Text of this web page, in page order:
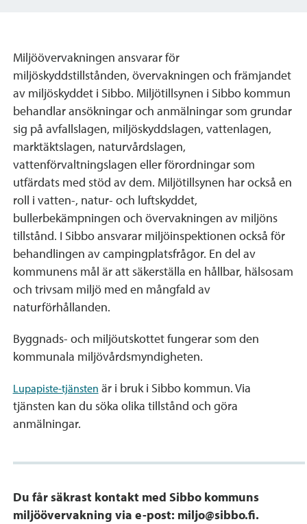
Miljöövervakningen ansvarar för
miljöskyddstillstånden, övervakningen och främjandet
av miljöskyddet i Sibbo. Miljötillsynen i Sibbo kommun
behandlar ansökningar och anmälningar som grundar
sig på avfallslagen, miljöskyddslagen, vattenlagen,
marktäktslagen, naturvårdslagen,
vattenförvaltningslagen eller förordningar som
utfärdats med stöd av dem. Miljötillsynen har också en
roll i vatten-, natur- och luftskyddet,
bullerbekämpningen och övervakningen av miljöns
tillstånd. I Sibbo ansvarar miljöinspektionen också för
behandlingen av campingplatsfrågor. En del av
kommunens mål är att säkerställa en hållbar, hälsosam
och trivsam miljö med en mångfald av
naturförhållanden.
Byggnads- och miljöutskottet fungerar som den
kommunala miljövårdsmyndigheten.
Lupapiste-tjänsten är i bruk i Sibbo kommun. Via
tjänsten kan du söka olika tillstånd och göra
anmälningar.
Du får säkrast kontakt med Sibbo kommuns
miljöövervakning via e-post: miljo@sibbo.fi.